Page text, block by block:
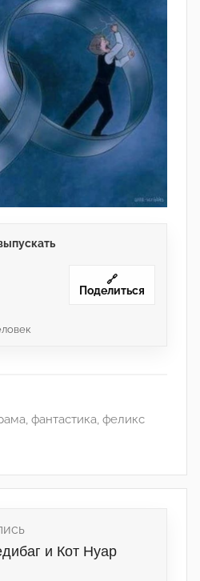
Л
з
а
У
с
т
🔗
Поделиться
фантастика феликс
и Кот Нуар